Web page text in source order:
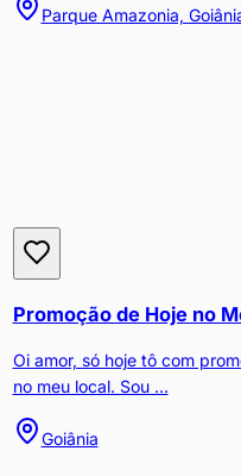
Parque Amazonia,
Promoção de Hoje no
Oi amor, só hoje tô com
no meu local. Sou ...
Goiânia